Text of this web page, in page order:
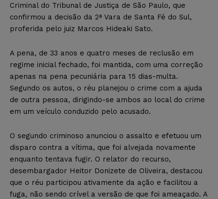
Criminal do Tribunal de Justiça de São Paulo, que
confirmou a decisão da 2ª Vara de Santa Fé do Sul,
proferida pelo juiz Marcos Hideaki Sato.
A pena, de 33 anos e quatro meses de reclusão em
regime inicial fechado, foi mantida, com uma correção
apenas na pena pecuniária para 15 dias-multa.
Segundo os autos, o réu planejou o crime com a ajuda
de outra pessoa, dirigindo-se ambos ao local do crime
em um veículo conduzido pelo acusado.
O segundo criminoso anunciou o assalto e efetuou um
disparo contra a vítima, que foi alvejada novamente
enquanto tentava fugir. O relator do recurso,
desembargador Heitor Donizete de Oliveira, destacou
que o réu participou ativamente da ação e facilitou a
fuga, não sendo crível a versão de que foi ameaçado. A